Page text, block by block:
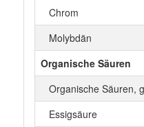
Chrom
Molybdän
Organische Säuren
Organische Säuren,
Essigsäure